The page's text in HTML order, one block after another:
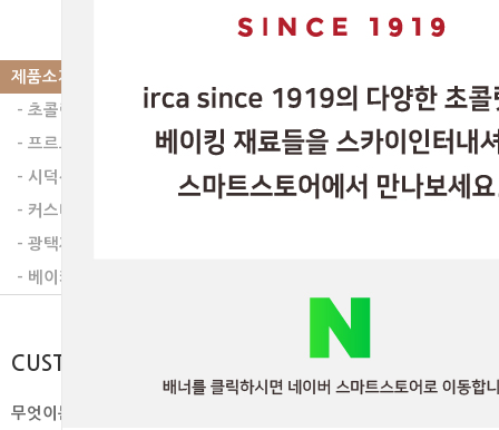
제품소개
- 초콜릿
- 프르트잼
- 시덕션라인
- 커스타드믹스
- 광택제
- 베이커리믹스
CUSTOMER
무엇이든 물어보세요.
이전글 다음글